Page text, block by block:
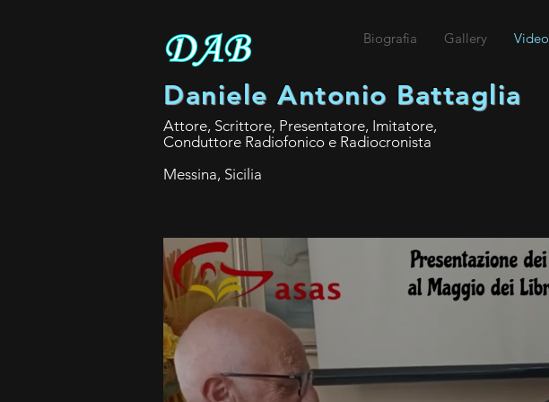
Biografia Gallery Video
Daniele Antonio Battaglia
Attore, Scrittore, Presentatore, Imitatore,
Conduttore Radiofonico e Radiocronista
Messina, Sicilia